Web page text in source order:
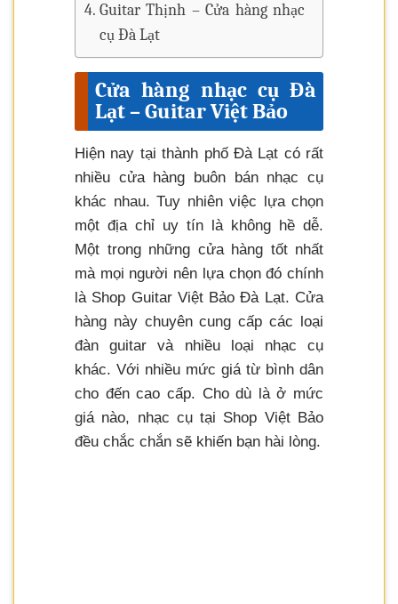
Guitar Thịnh – Cửa hàng nhạc
cụ Đà Lạt
Cửa hàng nhạc cụ Đà
Lạt – Guitar Việt Bảo
Hiện nay tại thành phố Đà Lạt có rất
nhiều cửa hàng buôn bán nhạc cụ
khác nhau. Tuy nhiên việc lựa chọn
một địa chỉ uy tín là không hề dễ.
Một trong những cửa hàng tốt nhất
mà mọi người nên lựa chọn đó chính
là Shop Guitar Việt Bảo Đà Lạt. Cửa
hàng này chuyên cung cấp các loại
đàn guitar và nhiều loại nhạc cụ
khác. Với nhiều mức giá từ bình dân
cho đến cao cấp. Cho dù là ở mức
giá nào, nhạc cụ tại Shop Việt Bảo
đều chắc chắn sẽ khiến bạn hài lòng.